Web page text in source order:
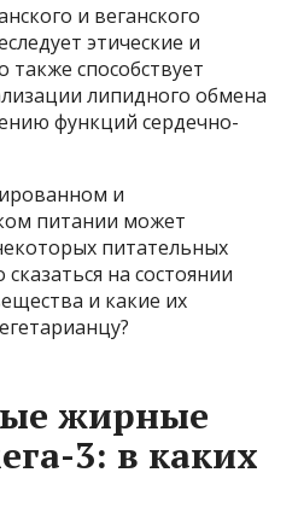
и веганского
этические и
также способствует
липидного обмена
функций сердечно-
и
питании может
питательных
на состоянии
и какие их
жирные
3: в каких